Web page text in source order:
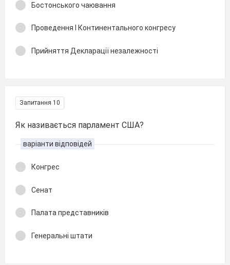
Бостонського чаювання
Проведення І Континентального конгресу
Прийняття Декларації незалежності
Запитання 10
Як називається парламент США?
варіанти відповідей
Конгрес
Сенат
Палата представників
Генеральні штати